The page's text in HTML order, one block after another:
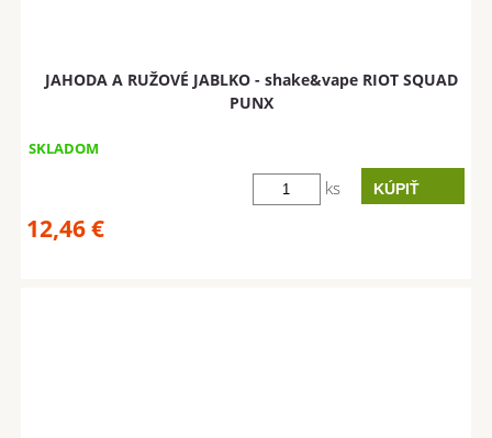
JAHODA A RUŽOVÉ JABLKO - shake&vape RIOT SQUAD
PUNX
SKLADOM
ks
12,46€